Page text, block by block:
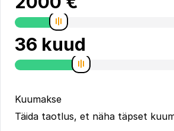
Kuumakse
Täida taotlus, et näha täpset